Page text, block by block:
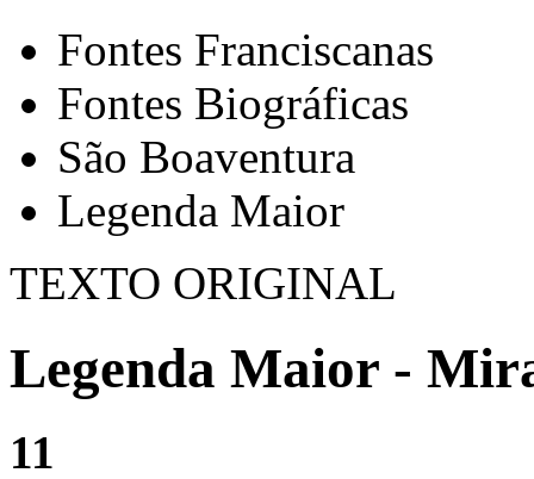
Fontes Franciscanas
Fontes Biográficas
São Boaventura
Legenda Maior
TEXTO ORIGINAL
Legenda Maior -
11